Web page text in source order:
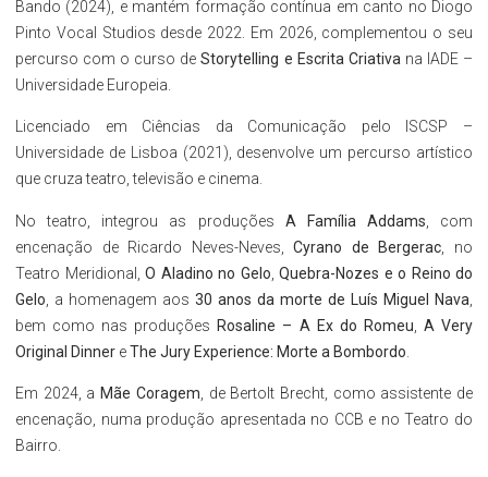
Bando (2024), e mantém formação contínua em canto no Diogo
Pinto Vocal Studios desde 2022. Em 2026, complementou o seu
percurso com o curso deStorytelling e Escrita Criativa na IADE –
Universidade Europeia.
Licenciado em Ciências da Comunicação pelo ISCSP –
Universidade de Lisboa (2021), desenvolve um percurso artístico
que cruza teatro, televisão e cinema.
No teatro, integrou as produções A Família Addams , com
encenação de Ricardo Neves-Neves,Cyrano de Bergerac , no
Teatro Meridional, O Aladino no Gelo Quebra-Nozes e o Reino do
Gelo , a homenagem aos 30 anos da morte de Luís Miguel Nava
bem como nas produções Rosaline – A Ex do Romeu
A Very
Original Dinner eThe Jury Experience: Morte a Bombordo
Em 2024, a Mãe Coragem , de Bertolt Brecht, como assistente de
encenação, numa produção apresentada no CCB e no Teatro do
Bairro.